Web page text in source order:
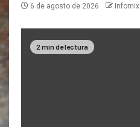
6 de agosto de 2026 Infomix
2 min de lectura